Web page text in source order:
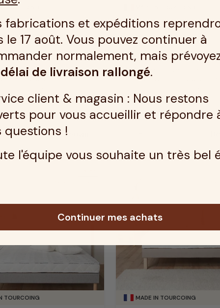
TOURCOING
150x190
: Ferme
: Moelleux
(Coutil) : 74% polyester,
de bambou
Découvrir
Matelas très moelleux
compress Soutien : Ferme
bedtime Accueil : Enveloppant
Epaisseur du matelas : 17
texture
Housse (Coutil) : 74%
26% viscose de bambou
TOURCOING MADE IN TOURCOING
fabrications et expéditions
le 17 août. Vous pouvez continuer à
normalement, mais
délai de livraison rallongé.
client & magasin : Nous restons
pour vous accueillir et répondre
questions !
l'équipe vous souhaite un très bel
Continuer mes achats